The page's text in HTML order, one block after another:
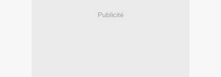
Publicité